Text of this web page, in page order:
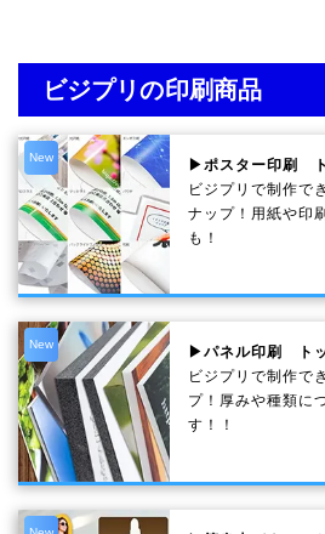
ビジプリの印刷商品
New
▶ポスター印刷
ビジプリで制作で
ナップ！用紙や印
も！
New
▶パネル印刷 ト
ビジプリで制作で
プ！厚みや種類に
す！！